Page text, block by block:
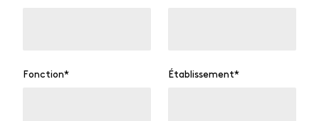
Fonction* Établissement*